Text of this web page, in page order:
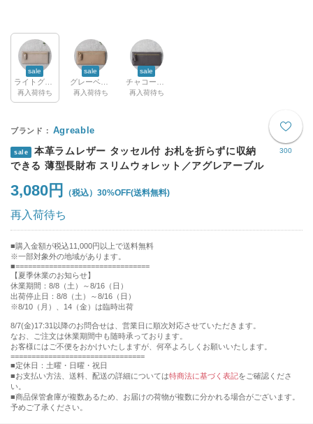
sale
再入荷待ち
sale
再入荷待ち
sale
再入荷待ち
300
Agreable
sale
本革ラムレザー タッセル付 お札を折らずに収納
できる 薄型長財布 スリムウォレット／アグレアーブル
3,080円 30%OFF(送料無料)
再入荷待ち
購入金額が税込11,000円以上で送料無料
※一部対象外の地域があります。
================================
【夏季休業のお知らせ】
休業期間：8/8（土）～8/16（日）
出荷停止日：8/8（土）～8/16（日）
※8/10（月）、14（金）は臨時出荷
8/7(金)17:31以降のお問合せは、営業日に順次対応させていただきます。
なお、ご注文は休業期間中も随時承っております。
お客様にはご不便をおかけいたしますが、何卒よろしくお願いいたします。
================================
■定休日：土曜・日曜・祝日
■お支払い方法、送料、配送の詳細については特商法に基づく表記をご確認くださ
い。
■商品保管倉庫が複数あるため、お届けの荷物が複数に分かれる場合がございます。
予めご了承ください。